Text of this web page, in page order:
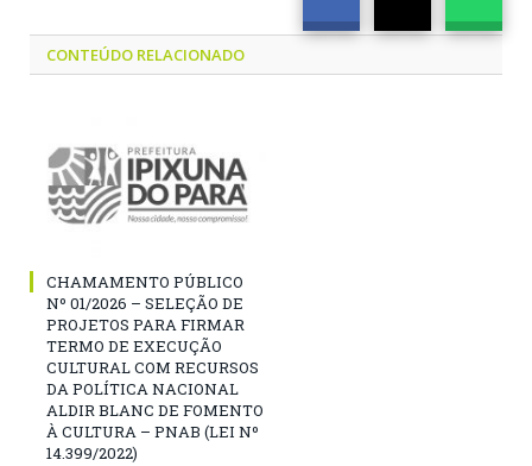
CONTEÚDO RELACIONADO
CHAMAMENTO PÚBLICO
Nº 01/2026 – SELEÇÃO DE
PROJETOS PARA FIRMAR
TERMO DE EXECUÇÃO
CULTURAL COM RECURSOS
DA POLÍTICA NACIONAL
ALDIR BLANC DE FOMENTO
À CULTURA – PNAB (LEI Nº
14.399/2022)